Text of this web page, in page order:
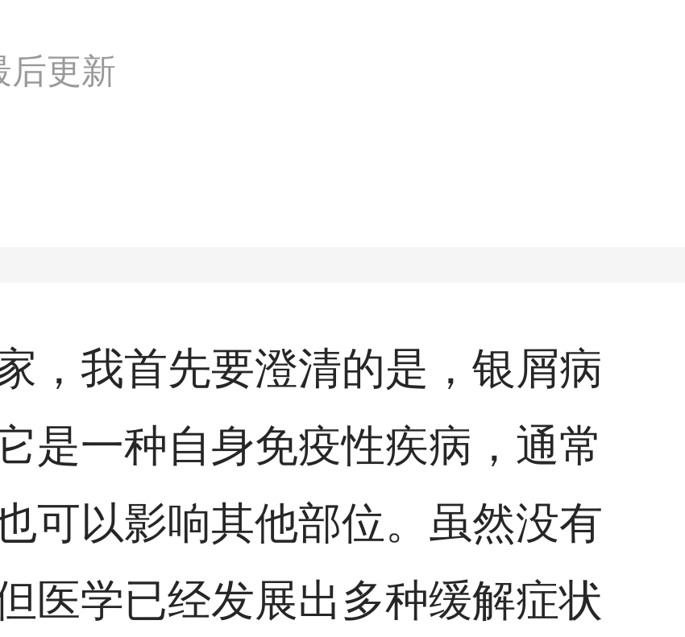
后更新
，我首先要澄清的是，银屑病
是一种自身免疫性疾病，通常
可以影响其他部位。虽然没有
医学已经发展出多种缓解症状